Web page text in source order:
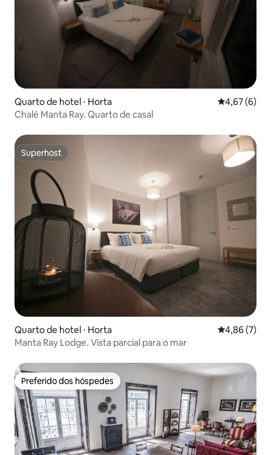
Quarto de hotel ⋅ Horta 4,67 de uma
4,67 (6)
Chalé Manta Ray. Quarto de casal
Superhost
Superhost
Quarto de hotel ⋅ Horta 4,86 de uma
4,86 (7)
Manta Ray Lodge. Vista parcial para o mar
Preferido dos hóspedes
Preferido dos hóspedes